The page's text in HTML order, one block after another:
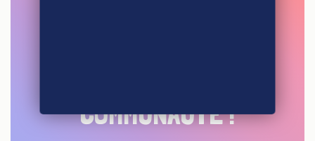
COMMUNAUTÉ !